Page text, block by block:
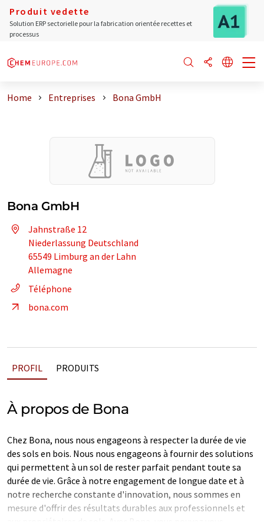
Produit vedette
Solution ERP sectorielle pour la fabrication orientée recettes et
processus
Home Entreprises Bona GmbH
Bona GmbH
Jahnstraße 12
Niederlassung Deutschland
65549 Limburg an der Lahn
Allemagne
Téléphone
bona.com
PROFIL PRODUITS
À propos de Bona
Chez Bona, nous nous engageons à respecter la durée de vie
des sols en bois. Nous nous engageons à fournir des solutions
qui permettent à un sol de rester parfait pendant toute sa
durée de vie. Grâce à notre engagement de longue date et à
notre recherche constante d'innovation, nous sommes en
mesure d'offrir des résultats durables aux professionnels et